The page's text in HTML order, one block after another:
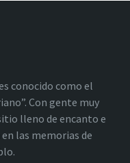
conocido como el
Con gente muy
lleno de encanto e
las memorias de